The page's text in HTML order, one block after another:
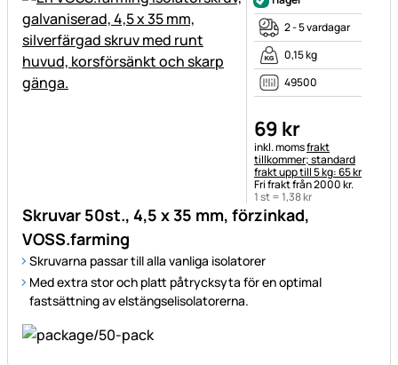
Skruvar 50st., 4,5 x 35 mm, förzinkad,
VOSS.farming
Skruvarna passar till alla vanliga isolatorer
Med extra stor och platt påtrycksyta för en optimal
fastsättning av elstängselisolatorerna.
2 - 5 vardagar
0,15 kg
49500
69 kr
Skatteinformation:
inkl. momsfrakt
tillkommer; standard
frakt upp till 5 kg: 65 kr
Fri frakt från 2000 kr.
1 st =1,38kr